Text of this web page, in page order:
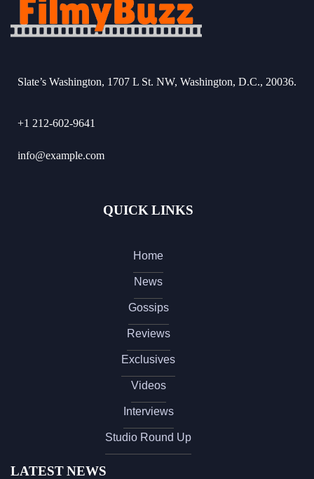
Slate’s Washington, 1707 L St. NW, Washington, D.C., 20036.
+1 212-602-9641
info@example.com
QUICK LINKS
Home
News
Gossips
Reviews
Exclusives
Videos
Interviews
Studio Round Up
LATEST NEWS